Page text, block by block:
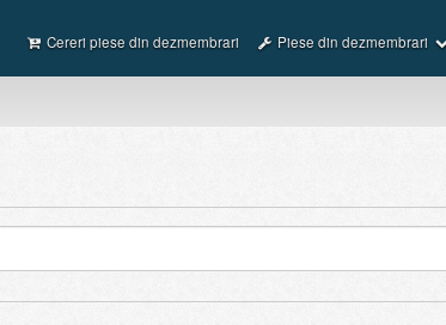
Cereri piese din dezmembrari Piese din dezmembrari